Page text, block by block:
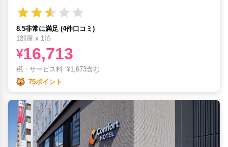
8.5非常に満足 (4件口コミ)
1部屋 x 1泊
¥16,713
税・サービス料 ¥1,673含む
75ポイント